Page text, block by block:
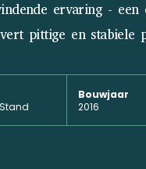
ervaring -
pittige en stabiele
Bouwjaar
2016